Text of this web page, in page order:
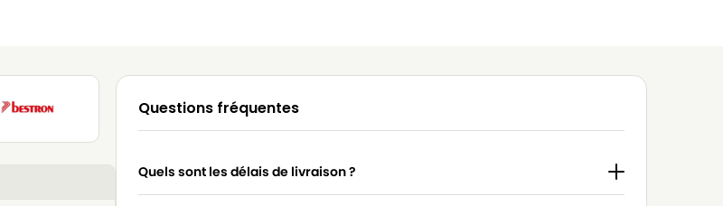
Questions fréquentes
Quels sont les délais de livraison ?